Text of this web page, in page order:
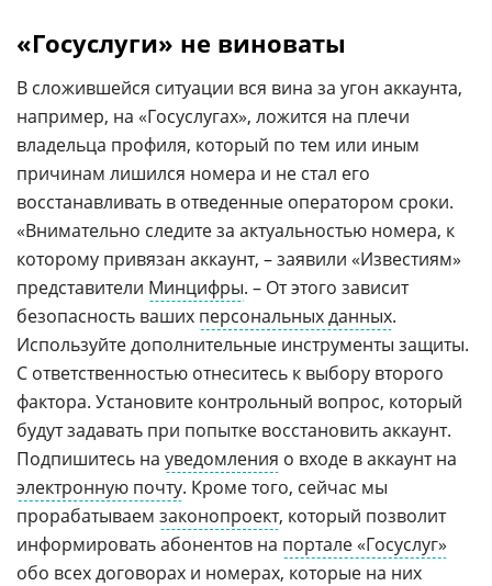
«Госуслуги» не виноваты
В сложившейся ситуации вся вина за угон аккаунта,
например, на «Госуслугах», ложится на плечи
владельца профиля, который по тем или иным
причинам лишился номера и не стал его
восстанавливать в отведенные оператором сроки.
«Внимательно следите за актуальностью номера, к
которому привязан аккаунт, – заявили «Известиям»
представители Минцифры. – От этого зависит
безопасность ваших персональных данных.
Используйте дополнительные инструменты защиты.
С ответственностью отнеситесь к выбору второго
фактора. Установите контрольный вопрос, который
будут задавать при попытке восстановить аккаунт.
Подпишитесь на уведомления о входе в аккаунт на
электронную почту. Кроме того, сейчас мы
прорабатываем законопроект, который позволит
информировать абонентов на портале «Госуслуг»
обо всех договорах и номерах, которые на них